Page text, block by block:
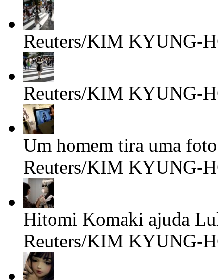
Reuters/KIM KYUNG-
Reuters/KIM KYUNG-
Um homem tira uma
Reuters/KIM KYUNG-
Hitomi Komaki ajuda
Reuters/KIM KYUNG-